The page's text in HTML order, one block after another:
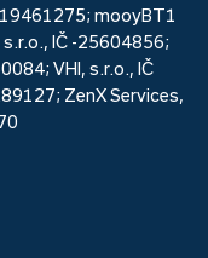
mooyBT1
IČ -25604856;
VHI, s.r.o., IČ
ZenX Services,